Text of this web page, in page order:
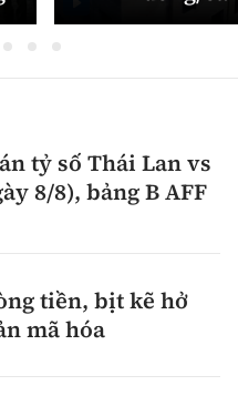
tỷ số Thái Lan vs
8/8), bảng B AFF
tiền, bịt kẽ hở
mã hóa